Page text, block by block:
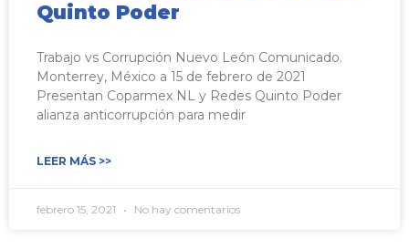
Quinto Poder
Trabajo vs Corrupción Nuevo León Comunicado.
Monterrey, México a 15 de febrero de 2021
Presentan Coparmex NL y Redes Quinto Poder
alianza anticorrupción para medir
LEER MÁS >>
febrero 15, 2021 No hay comentarios